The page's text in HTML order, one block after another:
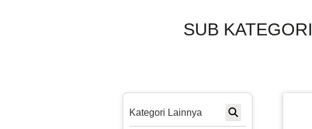
SUB KATEGORI
Kategori Lainnya